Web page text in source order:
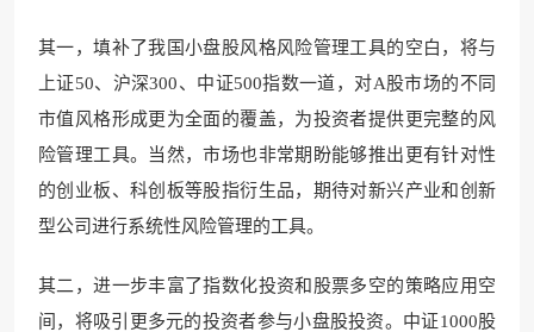
其一，填补了我国小盘股风格风险管理工具的空白，将与
上证50、沪深300、中证500指数一道，对A股市场的不同
市值风格形成更为全面的覆盖，为投资者提供更完整的风
险管理工具。当然，市场也非常期盼能够推出更有针对性
的创业板、科创板等股指衍生品，期待对新兴产业和创新
型公司进行系统性风险管理的工具。
其二，进一步丰富了指数化投资和股票多空的策略应用空
间，将吸引更多元的投资者参与小盘股投资。中证1000股